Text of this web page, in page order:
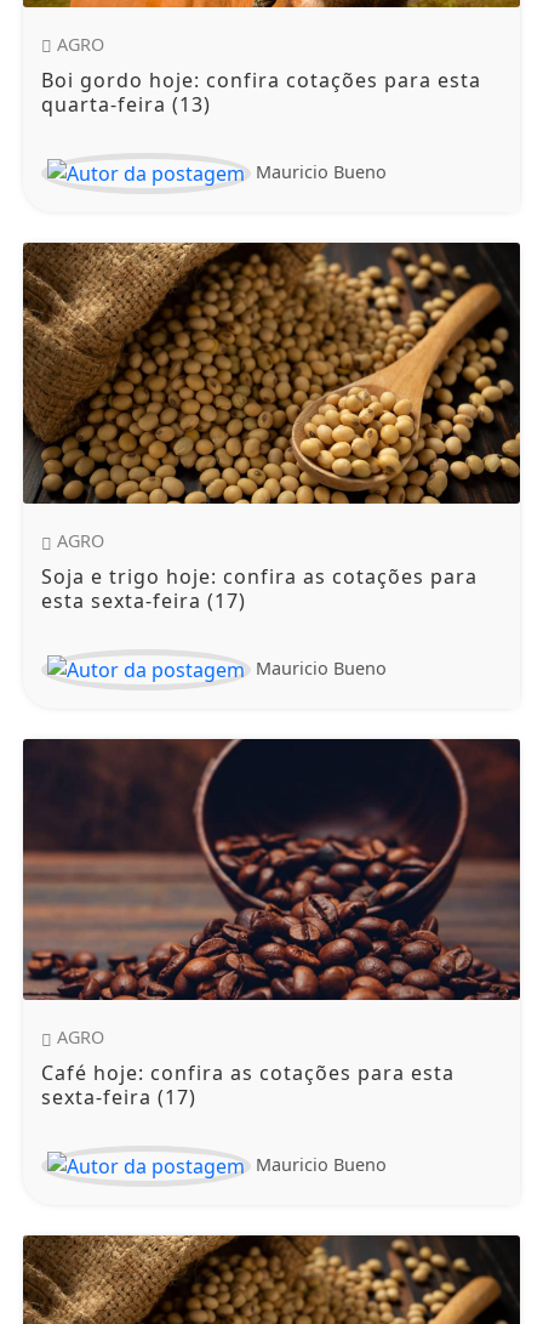
AGRO
Boi gordo hoje: confira cotações para esta
quarta-feira (13)
Mauricio Bueno
AGRO
Soja e trigo hoje: confira as cotações para
esta sexta-feira (17)
Mauricio Bueno
AGRO
Café hoje: confira as cotações para esta
sexta-feira (17)
Mauricio Bueno